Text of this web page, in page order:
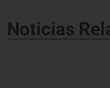
Noticias